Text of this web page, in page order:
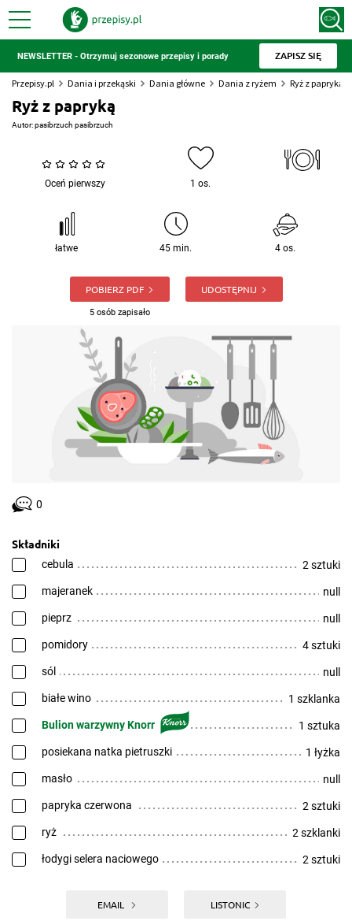
NEWSLETTER - Otrzymuj sezonowe przepisy i porady ZAPISZ SIĘ
Przepisy.pl Dania i przekąski Dania główne Dania z ryżem Ryż z papryką
Ryż z papryką
Autor:pasibrzuch pasibrzuch
Oceń pierwszy 1 os.
łatwe 45 min. 4 os.
POBIERZ PDF
5 osób zapisało
UDOSTĘPNIJ
0
Składniki
cebula 2 sztuki
majeranek null
pieprz null
pomidory 4 sztuki
sól null
białe wino 1 szklanka
Bulion warzywny Knorr 1 sztuka
posiekana natka pietruszki 1 łyżka
masło null
papryka czerwona 2 sztuki
ryż 2 szklanki
łodygi selera naciowego 2 sztuki
EMAIL LISTONIC